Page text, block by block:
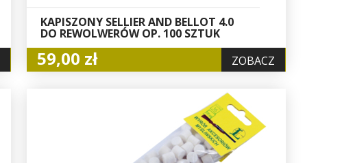
KAPISZONY SELLIER AND BELLOT 4.0
DO REWOLWERÓW OP. 100 SZTUK
59,00 zł ZOBACZ